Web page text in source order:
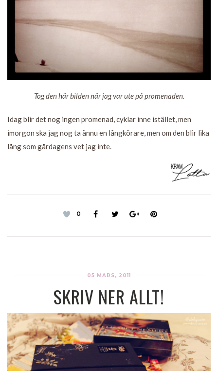
Tog den här bilden när jag var ute på promenaden.
Idag blir det nog ingen promenad, cyklar inne istället, men
imorgon ska jag nog ta ännu en långkörare, men om den blir lika
lång som gårdagens vet jag inte.
0
05 MARS, 2011
SKRIV NER ALLT!